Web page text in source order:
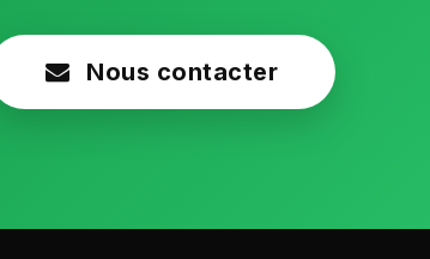
Nous contacter